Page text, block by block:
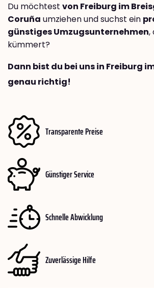
Du möchtest von Freiburg im
Coruña umziehen und suchst ein
günstiges Umzugsunternehmen,
kümmert?
Dann bist du bei uns in Freiburg
genau richtig!
Transparente Preise
Günstiger Service
Schnelle Abwicklung
Zuverlässige Hilfe